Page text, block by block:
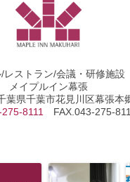
レストラン/会議・研修施設
メイプルイン幕張
県千葉市花見川区幕張本
8111 FAX.043-275-